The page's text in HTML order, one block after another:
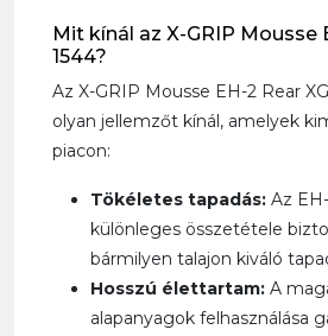
Mit kínál az X-GRIP Mousse
1544?
Az X-GRIP Mousse EH-2 Rear
olyan jellemzőt kínál, amelyek
piacon:
Tökéletes tapadás: Az
különleges összetétele
bármilyen talajon kiváló
Hosszú élettartam: A
alapanyagok felhasználása